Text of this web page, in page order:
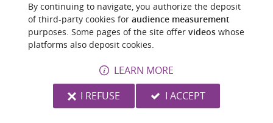
Source : Cirkwi| Haute-Garonne Tourisme
Photo credit :©MANUEL HUYNH
YOU WILL LIKEALSO
By continuing to navigate, you authorize the deposit
of third-party cookies for audience measurement
purposes. Some pages of the site offer videoswhose
platforms also deposit cookies.
LEARN MORE
I REFUSE
I ACCEPT